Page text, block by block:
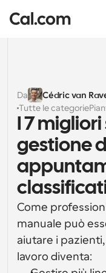
Soluzioni
Per dimensione del
Per individui
Pianificazione
Per Team
Pianificazione
Per sviluppatori
Caratteristiche
Impresa
Sviluppatore
API
Risorse
API
Cal.ai
Prezzo
Da
Cédric van
Tutte le categorie
I 7
gestione
Come
manuale può
aiutare i
lavoro diventa: